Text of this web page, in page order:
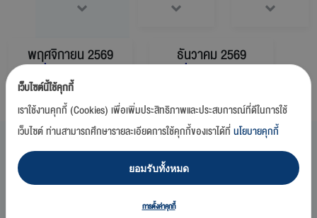
พฤศจิกายน2569 ธันวาคม2569
สิงหาคม 2569
พ พฤ
เว็บไซต์นี้ใช้คุกกี้
เราใช้งานคุกกี้ (Cookies) เพื่อเพิ่มประสิทธิภาพและประสบการณ์ที่ดีในการใช้
เว็บไซต์ ท่านสามารถศึกษารายละเอียดการใช้คุกกี้ของเราได้ที่นโยบายคุกกี้
ยอมรับทั้งหมด
การตั้งค่าคุกกี้